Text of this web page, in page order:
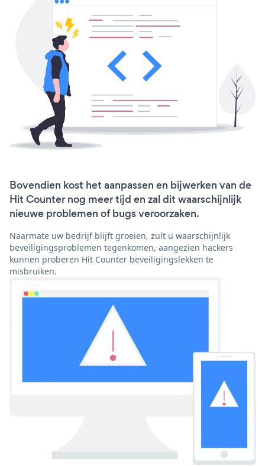
Bovendien kost het aanpassen en bijwerken van de
Hit Counter nog meer tijd en zal dit waarschijnlijk
nieuwe problemen of bugs veroorzaken.
Naarmate uw bedrijf blijft groeien, zult u waarschijnlijk
beveiligingsproblemen tegenkomen, aangezien hackers
kunnen proberen Hit Counter beveiligingslekken te
misbruiken.